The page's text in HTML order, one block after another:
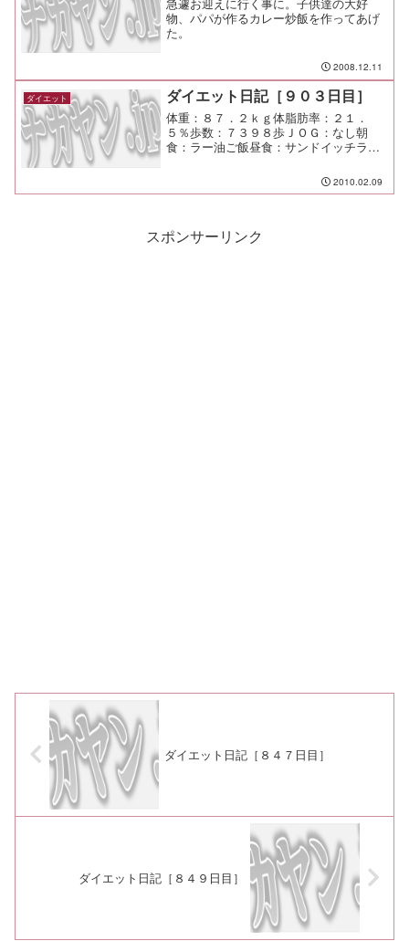
物、パパが作るカレー炒飯を作ってあげ
た。
2008.12.11
ダイエット ダイエット日記［９０３日目］
体重：８７．２ｋｇ体脂肪率：２１．
５％歩数：７３９８歩ＪＯＧ：なし朝
食：ラー油ご飯昼食：サンドイッチラン
好意に甘える）夕食：仕事呑み間食：メ
モ：呑み過ぎたー たくさん話したけ
2010.02.09
スポンサーリンク
ダイエット日記［８４７日目］
ダイエット日記［８４９日目］